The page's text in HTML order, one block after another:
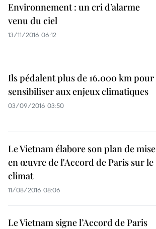
Environnement : un cri d’alarme
venu du ciel
13/11/2016 06:12
Ils pédalent plus de 16.000 km pour
sensibiliser aux enjeux climatiques
03/09/2016 03:50
Le Vietnam élabore son plan de mise
en œuvre de l'Accord de Paris sur le
climat
11/08/2016 08:06
Le Vietnam signe l’Accord de Paris